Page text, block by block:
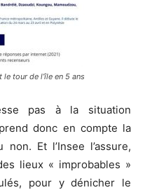
tour de l’île en 5 ans
pas à la situation
donc en compte la
Et l’Insee l’assure,
lieux « improbables »
pour y dénicher le